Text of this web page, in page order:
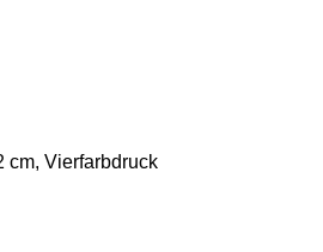
cm, Vierfarbdruck